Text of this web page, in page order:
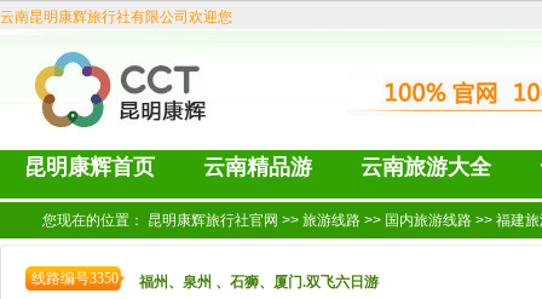
云南昆明康辉旅行社有限公司欢迎您
昆明康辉首页 云南精品游 云南旅游大全
您现在的位置： 昆明康辉旅行社官网 >> 旅游线路 >> 国内旅游线路 >> 福建
线路编号3350 福州、泉州 、石狮、厦门.双飞六日游